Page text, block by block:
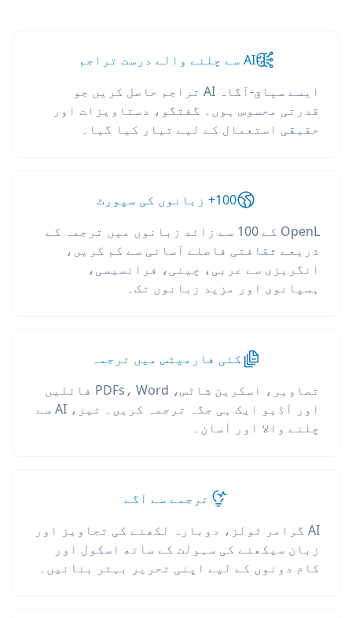
AI سے چلنے والے درست تراجم
ایسے سیاق-آگاہ AI تراجم حاصل کریں جو
قدرتی محسوس ہوں۔ گفتگو، دستاویزات اور
حقیقی استعمال کے لیے تیار کیا گیا۔
100+ زبانوں کی سپورٹ
OpenL کے 100 سے زائد زبانوں میں ترجمہ کے
ذریعے ثقافتی فاصلے آسانی سے کم کریں،
انگریزی سے عربی، چینی، فرانسیسی،
ہسپانوی اور مزید زبانوں تک۔
کئی فارمیٹس میں ترجمہ
تصاویر، اسکرین شاٹس، PDFs، Word فائلیں
اور آڈیو ایک ہی جگہ ترجمہ کریں۔ تیز، AI سے
چلنے والا اور آسان۔
ترجمے سے آگے
AI گرامر ٹولز، دوبارہ لکھنے کی تجاویز اور
زبان سیکھنے کی سہولت کے ساتھ اسکول اور
کام دونوں کے لیے اپنی تحریر بہتر بنائیں۔